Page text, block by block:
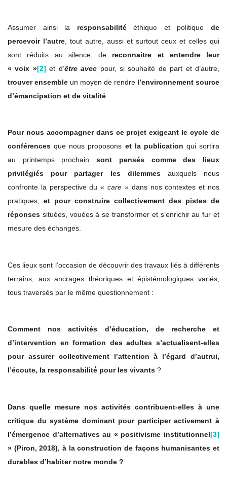
Assumer ainsi la responsabilitééthique et politiquede
percevoir l’autre , tout autre, aussi et surtout ceux et celles qui
sont réduits au silence, de reconnaitre et entendre leur
« voix »[2] et d’être avec pour, si souhaité de part et d’autre,
trouver ensemble un moyen de rendre l’environnement source
d’émancipation et de vitalité
Pour nous accompagner dans ce projet exigeant le cycle de
conférences que nous proposons et la publication qui sortira
au printemps prochainsont pensés comme des lieux
privilégiés pour partager les dilemmesauxquels nous
confronte la perspective du «care »dans nos contextes et nos
pratiques, et pour construire collectivement des pistes de
réponses situées, vouées à se transformer et s’enrichir au fur et
mesure des échanges.
Ces lieux sont l’occasion de découvrir des travaux liés à différents
terrains, aux ancrages théoriques et épistémologiques variés,
tous traversés par le même questionnement :
Comment nos activités d’éducation, de recherche et
d’intervention en formation des adultes s’actualisent-elles
pour assurer collectivement l’attention à l’égard d’autrui,
l’écoute, la responsabilité́ pour les vivants ?
Dans quelle mesure nos activités contribuent-elles à une
critique du système dominant pour participer activement à
l’émergence d’alternatives au « positivisme institutionnel[3]
» (Piron, 2018), à la construction de façons humanisantes et
durables d’habiter notre monde ?